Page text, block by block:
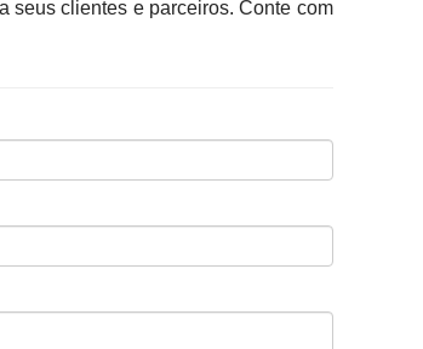
seus clientes e parceiros. Conte com